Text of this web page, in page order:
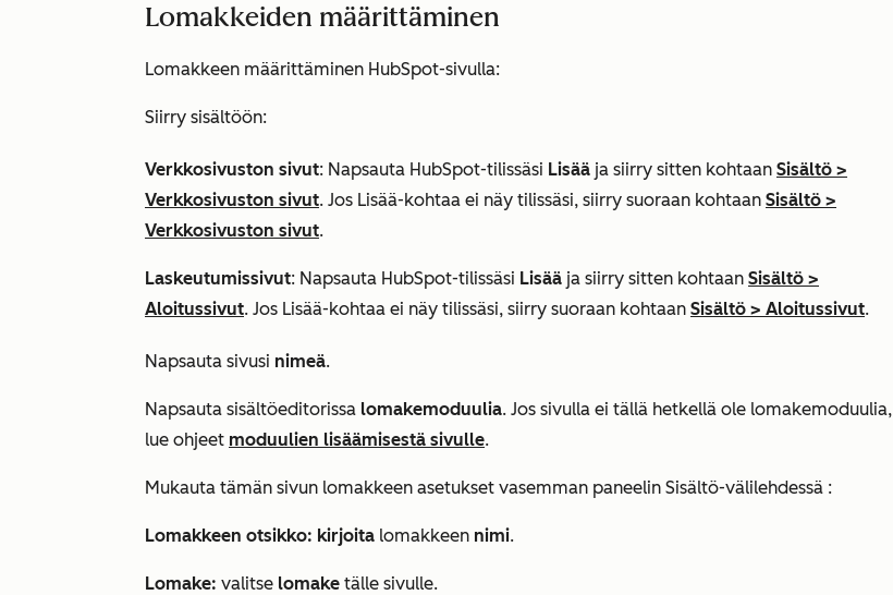
Lomakkeiden määrittäminen
Lomakkeen määrittäminen HubSpot-sivulla:
Siirry sisältöön:
Verkkosivuston sivut: Napsauta HubSpot-tilissäsi Lisää ja siirry sitten kohtaan Sisältö >
Verkkosivuston sivut. Jos Lisää-kohtaa ei näy tilissäsi, siirry suoraan kohtaan Sisältö >
Verkkosivuston sivut.
Laskeutumissivut: Napsauta HubSpot-tilissäsi Lisää ja siirry sitten kohtaan Sisältö >
Aloitussivut. Jos Lisää-kohtaa ei näy tilissäsi, siirry suoraan kohtaan Sisältö > Aloitussivut.
Napsauta sivusi nimeä.
Napsauta sisältöeditorissa lomakemoduulia. Jos sivulla ei tällä hetkellä ole lomakemoduulia,
lue ohjeet moduulien lisäämisestä sivulle.
Mukauta tämän sivun lomakkeen asetukset vasemman paneelin Sisältö-välilehdessä :
Lomakkeen otsikko: kirjoita lomakkeen nimi.
Lomake: valitse lomake tälle sivulle.